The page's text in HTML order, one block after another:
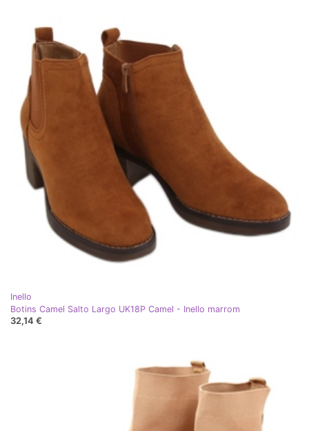
Inello
Botins Camel Salto Largo UK18P Camel - Inello marrom
32,14 €